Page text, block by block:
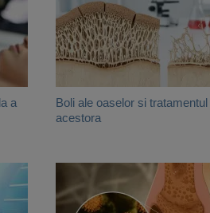
a
Boli ale oaselor si tratamentul
acestora